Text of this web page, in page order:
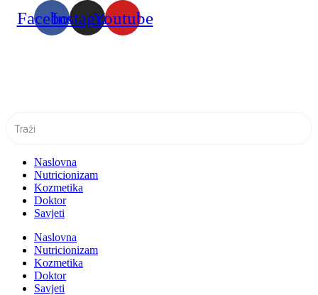
FacebookInstagramYoutube
Naslovna
Nutricionizam
Kozmetika
Doktor
Savjeti
Naslovna
Nutricionizam
Kozmetika
Doktor
Savjeti